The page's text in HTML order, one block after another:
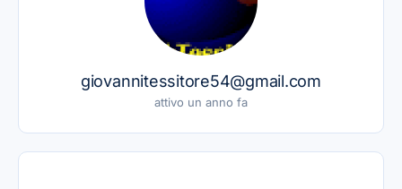
giovannitessitore54@gmail.com
attivo un anno fa